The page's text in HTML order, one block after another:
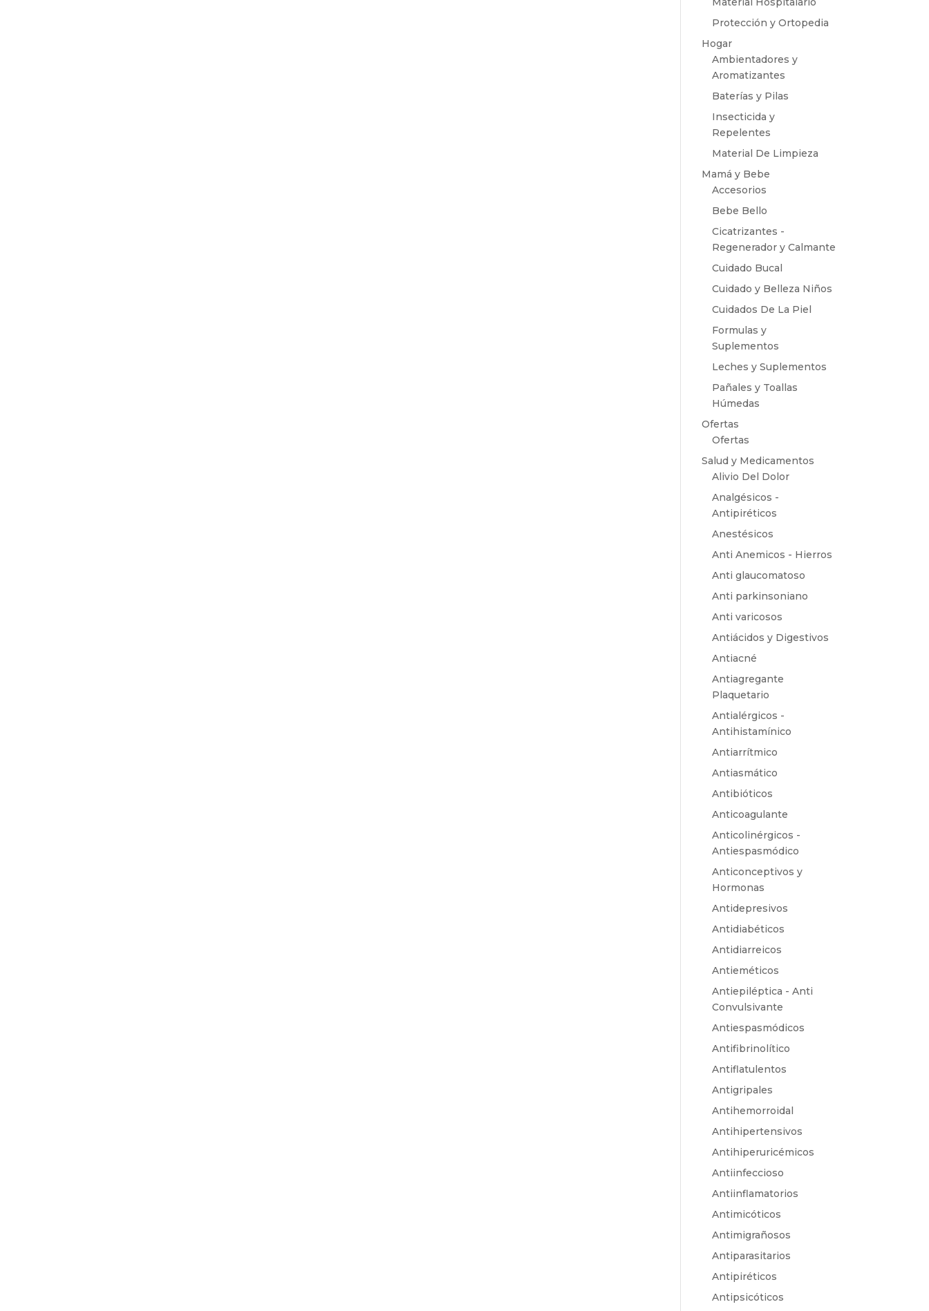
Protección y Ortopedia
Hogar
Ambientadores y
Aromatizantes
Baterías y Pilas
Insecticida y
Repelentes
Material De Limpieza
Mamá y Bebe
Accesorios
Bebe Bello
Cicatrizantes -
Regenerador y Calmante
Cuidado Bucal
Cuidado y Belleza Niños
Cuidados De La Piel
Formulas y
Suplementos
Leches y Suplementos
Pañales y Toallas
Húmedas
Ofertas
Ofertas
Salud y Medicamentos
Alivio Del Dolor
Analgésicos -
Antipiréticos
Anestésicos
Anti Anemicos - Hierros
Anti glaucomatoso
Anti parkinsoniano
Anti varicosos
Antiácidos y Digestivos
Antiacné
Antiagregante
Plaquetario
Antialérgicos -
Antihistamínico
Antiarrítmico
Antiasmático
Antibióticos
Anticoagulante
Anticolinérgicos -
Antiespasmódico
Anticonceptivos y
Hormonas
Antidepresivos
Antidiabéticos
Antidiarreicos
Antieméticos
Antiepiléptica - Anti
Convulsivante
Antiespasmódicos
Antifibrinolítico
Antiflatulentos
Antigripales
Antihemorroidal
Antihipertensivos
Antihiperuricémicos
Antiinfeccioso
Antiinflamatorios
Antimicóticos
Antimigrañosos
Antiparasitarios
Antipiréticos
Antipsicóticos